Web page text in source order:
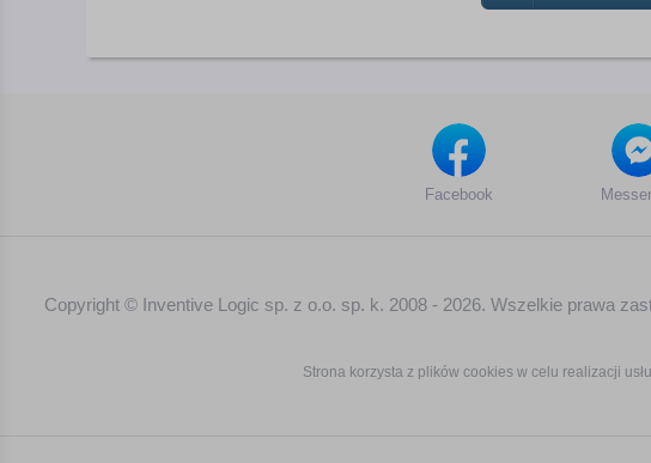
Facebook
Copyright © Inventive Logic sp. z o.o. sp. k. 2008 - 2026. Wszelkie prawa
Strona korzysta z plików cookies w celu realizacji